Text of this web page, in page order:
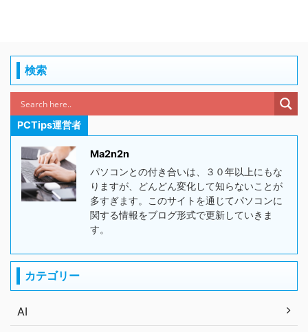
検索
PCTips運営者
Ma2n2n
パソコンとの付き合いは、３０年以上にもな
りますが、どんどん変化して知らないことが
多すぎます。このサイトを通じてパソコンに
関する情報をブログ形式で更新していきま
す。
カテゴリー
AI